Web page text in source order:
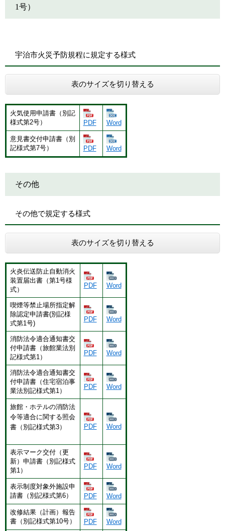
1号）
宇治市火災予防規程に規定する様式
表のサイズを切り替える
火気使用申請書（別記
様式第2号）
PDF Word
意見書交付申請書（別
記様式第7号）
PDF Word
その他
その他で規定する様式
表のサイズを切り替える
火炎伝送防止自動消火
装置届出書（第1号様
式）
PDF Word
喫煙等禁止場所指定解
除認定申請書(別記様
式第1号)
PDF Word
消防法令適合通知書交
付申請書（旅館業法別
記様式第1）
PDF Word
消防法令適合通知書交
付申請書（住宅宿泊事
業法別記様式第1）
PDF Word
旅館・ホテルの消防法
令等適合に関する照会
書（別記様式第3）
PDF Word
表示マーク交付（更
新）申請書（別記様式
第1）
PDF Word
表示制度対象外施設申
請書（別記様式第6）
PDF Word
改修結果（計画）報告
書（別記様式第10号）
PDF Word